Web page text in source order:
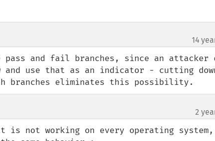
14
and fail branches, since an attacker
and use that as an indicator - cutting
branches eliminates this possibility.
2
is not working on every operating system,